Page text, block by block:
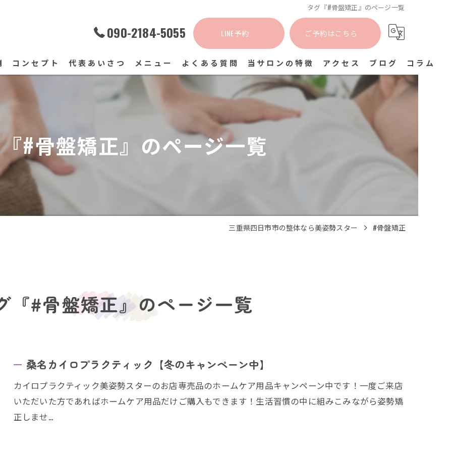
タグ『#骨盤矯正』のページ一覧
090-2184-5055 LINE予約 ご予約はこちら
コンセプト 代表あいさつ メニュー よくある質問 当サロンの特徴
カイロプラクティック
姿勢矯正
猫背矯正
アクセス ブログ コラム
#骨盤矯正』のページ一覧
三重県四日市市の整体なら美姿勢スター #骨盤矯正
『#骨盤矯正』のページ一覧
桑名カイロプラクティック【冬のキャンペーン中】
カイロプラクティック美姿勢スターのお店専売品のホームケア用品キャンペーン中です！一度ご来店
いただいた方であればホームケア用品だけご購入もできます！生活習慣の中に組みこみながら姿勢矯
正しませ…